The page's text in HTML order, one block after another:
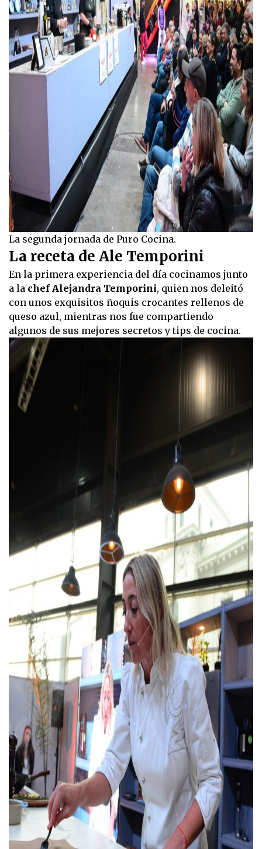
La segunda jornada de Puro Cocina.
La receta de Ale Temporini
En la primera experiencia del día cocinamos junto
a la chef Alejandra Temporini, quien nos deleitó
con unos exquisitos ñoquis crocantes rellenos de
queso azul, mientras nos fue compartiendo
algunos de sus mejores secretos y tips de cocina.